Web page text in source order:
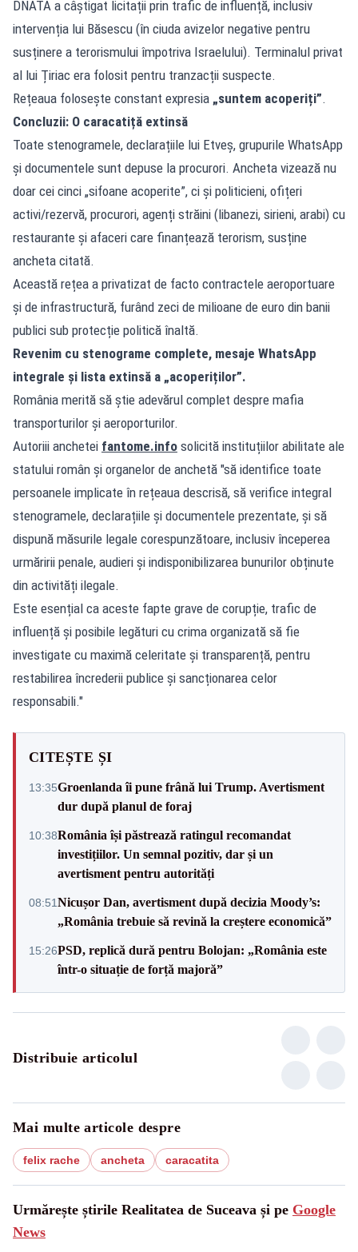
DNATA a câștigat licitații prin trafic de influență, inclusiv
intervenția lui Băsescu (în ciuda avizelor negative pentru
susținere a terorismului împotriva Israelului). Terminalul privat
al lui Țiriac era folosit pentru tranzacții suspecte.
Rețeaua folosește constant expresia „suntem acoperiți”.
Concluzii: O caracatiță extinsă
Toate stenogramele, declarațiile lui Etveș, grupurile WhatsApp
și documentele sunt depuse la procurori. Ancheta vizează nu
doar cei cinci „sifoane acoperite”, ci și politicieni, ofițeri
activi/rezervă, procurori, agenți străini (libanezi, sirieni, arabi) cu
restaurante și afaceri care finanțează terorism, susține
ancheta citată.
Această rețea a privatizat de facto contractele aeroportuare
și de infrastructură, furând zeci de milioane de euro din banii
publici sub protecție politică înaltă.
Revenim cu stenograme complete, mesaje WhatsApp
integrale și lista extinsă a „acoperiților”.
România merită să știe adevărul complet despre mafia
transporturilor și aeroporturilor.
Autoriii anchetei fantome.info solicită instituțiilor abilitate ale
statului român și organelor de anchetă "să identifice toate
persoanele implicate în rețeaua descrisă, să verifice integral
stenogramele, declarațiile și documentele prezentate, și să
dispună măsurile legale corespunzătoare, inclusiv începerea
urmăririi penale, audieri și indisponibilizarea bunurilor obținute
din activități ilegale.
Este esențial ca aceste fapte grave de corupție, trafic de
influență și posibile legături cu crima organizată să fie
investigate cu maximă celeritate și transparență, pentru
restabilirea încrederii publice și sancționarea celor
responsabili."
CITEȘTE ȘI
13:35Groenlanda îi pune frână lui Trump. Avertisment
dur după planul de foraj
10:38România își păstrează ratingul recomandat
investițiilor. Un semnal pozitiv, dar și un
avertisment pentru autorități
08:51Nicușor Dan, avertisment după decizia Moody’s:
„România trebuie să revină la creștere economică”
15:26PSD, replică dură pentru Bolojan: „România este
într-o situație de forță majoră”
Distribuie articolul
Mai multe articole despre
felix rache ancheta caracatita
Urmărește știrile Realitatea de Suceava și pe Google
News